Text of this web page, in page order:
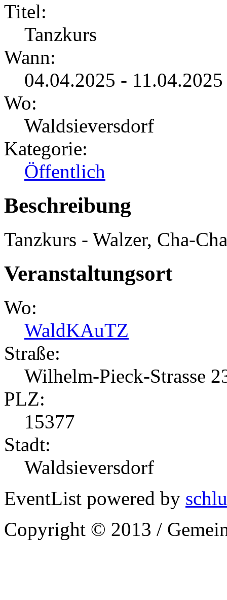
Titel:
Tanzkurs
Wann:
04.04.2025 -
Wo:
Waldsieversdorf
Kategorie:
Öffentlich
Beschreibung
Tanzkurs - Walzer, Cha-
Veranstaltungsort
Wo:
WaldKAuTZ
Straße:
Wilhelm-Pieck-Strasse
PLZ:
15377
Stadt:
Waldsieversdorf
EventList powered by
Copyright © 2013 /